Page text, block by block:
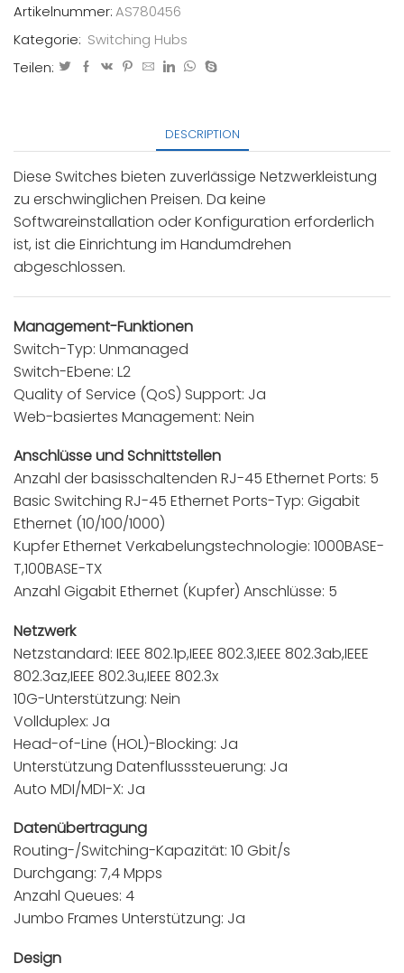
Artikelnummer:AS780456
Kategorie: Switching Hubs
Teilen:
DESCRIPTION
Diese Switches bieten zuverlässige Netzwerkleistung
zu erschwinglichen Preisen. Da keine
Softwareinstallation oder Konfiguration erforderlich
ist, ist die Einrichtung im Handumdrehen
abgeschlossen.
Management-Funktionen
Switch-Typ: Unmanaged
Switch-Ebene: L2
Quality of Service (QoS) Support: Ja
Web-basiertes Management: Nein
Anschlüsse und Schnittstellen
Anzahl der basisschaltenden RJ-45 Ethernet Ports: 5
Basic Switching RJ-45 Ethernet Ports-Typ: Gigabit
Ethernet (10/100/1000)
Kupfer Ethernet Verkabelungstechnologie: 1000BASE-
T,100BASE-TX
Anzahl Gigabit Ethernet (Kupfer) Anschlüsse: 5
Netzwerk
Netzstandard: IEEE 802.1p,IEEE 802.3,IEEE 802.3ab,IEEE
802.3az,IEEE 802.3u,IEEE 802.3x
10G-Unterstützung: Nein
Vollduplex: Ja
Head-of-Line (HOL)-Blocking: Ja
Unterstützung Datenflusssteuerung: Ja
Auto MDI/MDI-X: Ja
Datenübertragung
Routing-/Switching-Kapazität: 10 Gbit/s
Durchgang: 7,4 Mpps
Anzahl Queues: 4
Jumbo Frames Unterstützung: Ja
Design